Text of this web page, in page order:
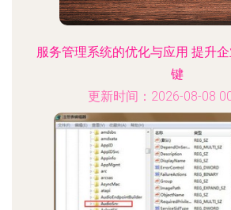
服务管理系统的优化与应用 提升
键
更新时间：2026-08-08